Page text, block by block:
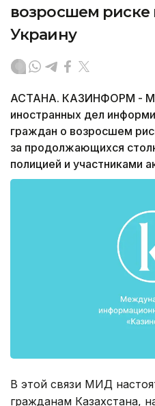
возросшем риске
Украину
АСТАНА. КАЗИНФОРМ -
иностранных дел
граждан о возросшем
за продолжающихся
полицией и участниками
В этой связи МИД
гражданам Казахстана,